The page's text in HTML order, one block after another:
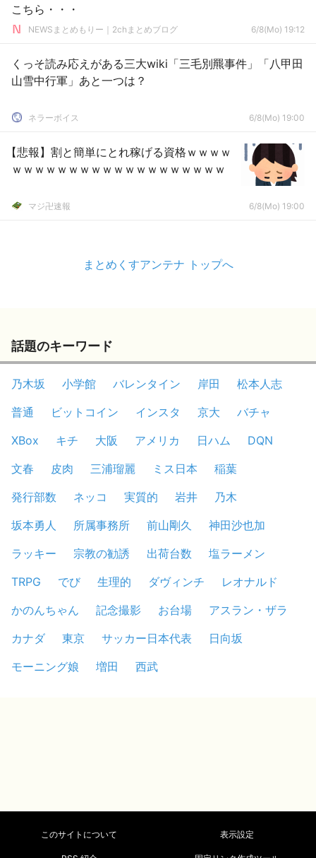
こちら・・・
NEWSまとめもりー｜2chまとめブログ 6/8(Mo) 19:12
くっそ読み応えがある三大wiki「三毛別羆事件」「八甲田
山雪中行軍」あと一つは？
ネラーボイス 6/8(Mo) 19:00
【悲報】割と簡単にとれ稼げる資格ｗｗｗｗ
ｗｗｗｗｗｗｗｗｗｗｗｗｗｗｗｗｗｗｗ
マジ卍速報 6/8(Mo) 19:00
まとめくすアンテナ トップへ
話題のキーワード
乃木坂 小学館 バレンタイン 岸田
松本人志
普通
ビットコイン インスタ 京大
バチャ
XBox
キチ 大阪 アメリカ 日ハム
DQN
文春
皮肉 三浦瑠麗 ミス日本
稲葉
発行部数
ネッコ 実質的 岩井
乃木
坂本勇人
所属事務所 前山剛久
神田沙也加
ラッキー
宗教の勧誘 出荷台数
塩ラーメン
TRPG
でび 生理的 ダヴィンチ
レオナルド
かのんちゃん
記念撮影 お台場
アスラン・ザラ
カナダ
東京 サッカー日本代表
日向坂
モーニング娘
増田 西武
このサイトについて 表示設定